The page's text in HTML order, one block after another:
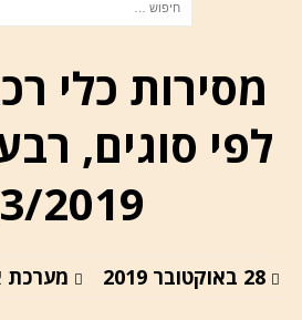
מסירות כלי
2019
28 באוקטובר 2019 מערכת